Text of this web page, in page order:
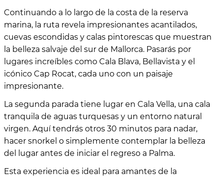
Continuando a lo largo de la costa de la reserva
marina, la ruta revela impresionantes acantilados,
cuevas escondidas y calas pintorescas que muestran
la belleza salvaje del sur de Mallorca. Pasarás por
lugares increíbles como Cala Blava, Bellavista y el
icónico Cap Rocat, cada uno con un paisaje
impresionante.
La segunda parada tiene lugar en Cala Vella, una cala
tranquila de aguas turquesas y un entorno natural
virgen. Aquí tendrás otros 30 minutos para nadar,
hacer snorkel o simplemente contemplar la belleza
del lugar antes de iniciar el regreso a Palma.
Esta experiencia es ideal para amantes de la